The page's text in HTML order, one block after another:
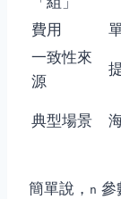
費用
一致性來
源
典型場景
簡單說， n 參